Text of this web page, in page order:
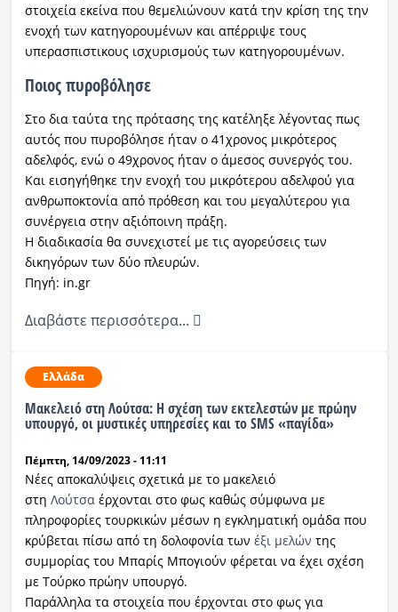
στοιχεία εκείνα που θεμελιώνουν κατά την κρίση της την
ενοχή των κατηγορουμένων και απέρριψε τους
υπερασπιστικους ισχυρισμούς των κατηγορουμένων.
Ποιος πυροβόλησε
Στο δια ταύτα της πρότασης της κατέληξε λέγοντας πως
αυτός που πυροβόλησε ήταν ο 41χρονος μικρότερος
αδελφός, ενώ ο 49χρονος ήταν ο άμεσος συνεργός του.
Και εισηγήθηκε την ενοχή του μικρότερου αδελφού για
ανθρωποκτονία από πρόθεση και του μεγαλύτερου για
συνέργεια στην αξιόποινη πράξη.
Η διαδικασία θα συνεχιστεί με τις αγορεύσεις των
δικηγόρων των δύο πλευρών.
Πηγή: in.gr
Διαβάστε περισσότερα...
Ελλάδα
Μακελειό στη Λούτσα: Η σχέση των εκτελεστών με πρώην
υπουργό, οι μυστικές υπηρεσίες και το SMS «παγίδα»
Πέμπτη, 14/09/2023 - 11:11
Νέες αποκαλύψεις σχετικά με το μακελειό
στη Λούτσαέρχονται στο φως καθώς σύμφωνα με
πληροφορίες τουρκικών μέσων η εγκληματική ομάδα που
κρύβεται πίσω από τη δολοφονία των έξι μελών της
συμμορίας του Μπαρίς Μπογιούν φέρεται να έχει σχέση
με Τούρκο πρώην υπουργό.
Παράλληλα τα στοιχεία που έρχονται στο φως για